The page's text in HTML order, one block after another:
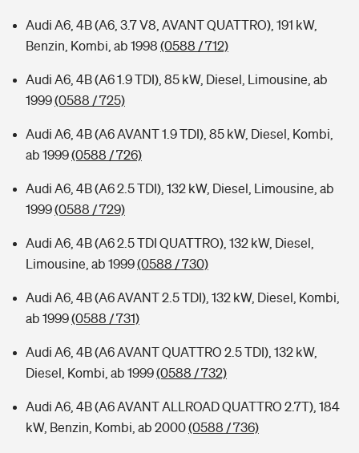
Audi A6, 4B (A6, 3.7 V8, AVANT QUATTRO), 191 kW,
Benzin, Kombi, ab 1998 (0588 / 712)
Audi A6, 4B (A6 1.9 TDI), 85 kW, Diesel, Limousine, ab
1999(0588 / 725)
Audi A6, 4B (A6 AVANT 1.9 TDI), 85 kW, Diesel, Kombi,
ab 1999(0588 / 726)
Audi A6, 4B (A6 2.5 TDI), 132 kW, Diesel, Limousine, ab
1999(0588 / 729)
Audi A6, 4B (A6 2.5 TDI QUATTRO), 132 kW, Diesel,
Limousine, ab 1999(0588 / 730)
Audi A6, 4B (A6 AVANT 2.5 TDI), 132 kW, Diesel, Kombi,
ab 1999(0588 / 731)
Audi A6, 4B (A6 AVANT QUATTRO 2.5 TDI), 132 kW,
Diesel, Kombi, ab 1999(0588 / 732)
Audi A6, 4B (A6 AVANT ALLROAD QUATTRO 2.7T), 184
kW, Benzin, Kombi, ab 2000(0588 / 736)